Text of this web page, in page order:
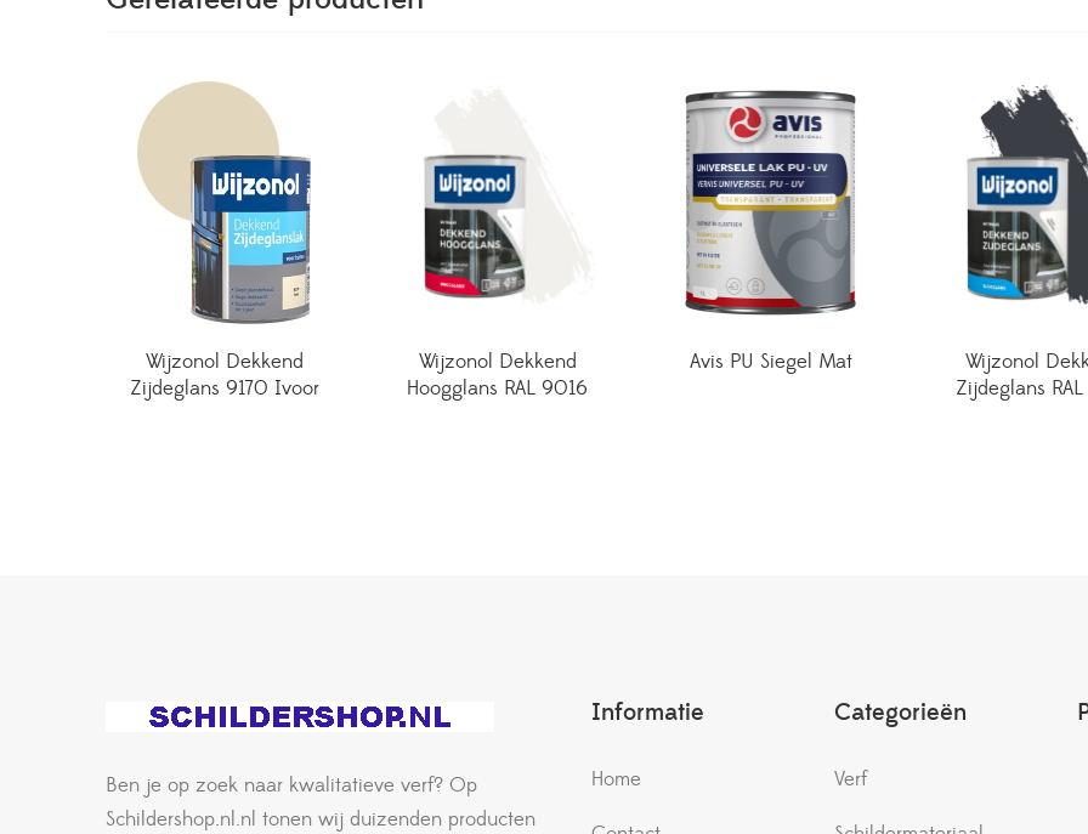
Wijzonol Dekkend
Zijdeglans 9170 Ivoor
Wijzonol Dekkend
Hoogglans RAL 9016
Avis PU Siegel Mat
Wijzonol
Zijdeglans
Ben je op zoek naar kwalitatieve verf? Op
Schildershop.nl.nl tonen wij duizenden producten
Informatie
Home
Categorieën
Verf